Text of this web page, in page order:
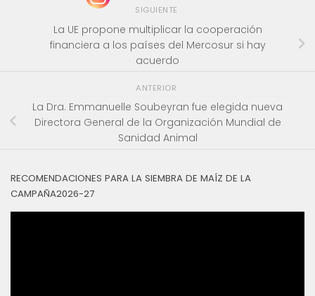
SIGUIENTE
La UE propone multiplicar la cooperación
financiera a los países del Mercosur si hay
acuerdo
ANTERIOR
La Dra. Emmanuelle Soubeyran fue elegida nueva
Directora General de la Organización Mundial de
Sanidad Animal
RECOMENDACIONES PARA LA SIEMBRA DE MAÍZ DE LA
CAMPAÑA2026-27